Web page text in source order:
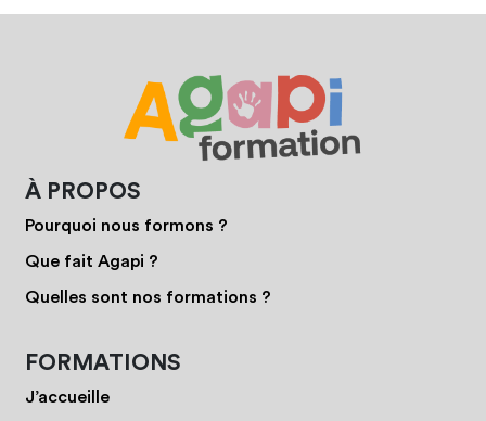
À PROPOS
Pourquoi nous formons ?
Que fait Agapi ?
Quelles sont nos formations ?
FORMATIONS
J’accueille